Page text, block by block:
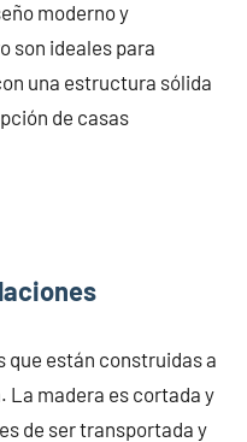
moderno y
son ideales para
una estructura sólida
de casas
que están construidas a
madera es cortada y
de ser transportada y